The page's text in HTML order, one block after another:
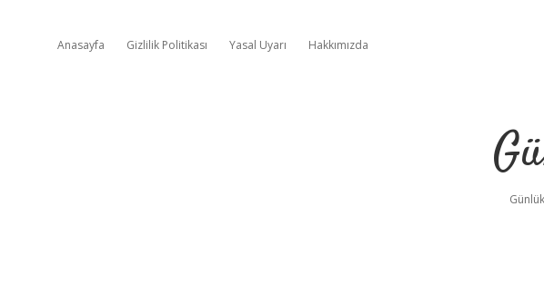
Anasayfa Gizlilik Politikası Yasal Uyarı Hakkımızda